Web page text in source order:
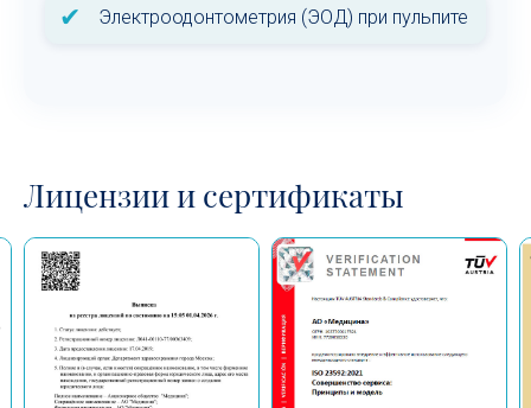
✔ Электроодонтометрия (ЭОД) при пульпите
Лицензии и сертификаты